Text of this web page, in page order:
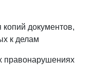
копий документов,
к делам
правонарушениях